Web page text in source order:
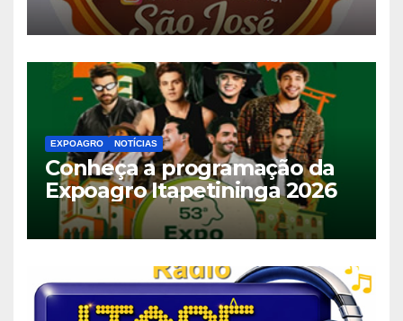
EXPOAGRO NOTÍCIAS
Conheça a programação da
Expoagro Itapetininga 2026